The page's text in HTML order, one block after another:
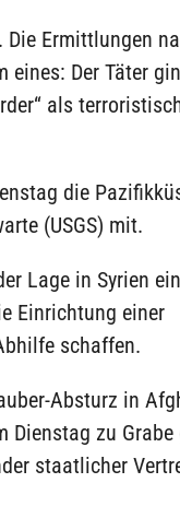
Ermittlungen
eines: Der Täter
als
die
(USGS) mit.
Lage in Syrien ein
Einrichtung einer
schaffen.
Absturz in
Dienstag zu Grabe
staatlicher